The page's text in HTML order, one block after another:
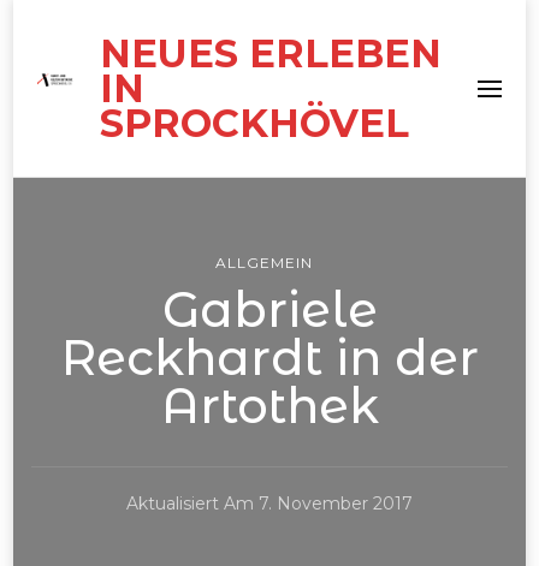
NEUES ERLEBEN
IN
SPROCKHÖVEL
ALLGEMEIN
Gabriele
Reckhardt in der
Artothek
Aktualisiert Am 7. November 2017